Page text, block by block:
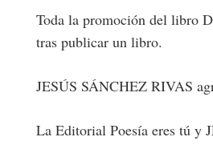
Toda la promoción del libro
tras publicar un libro.
JESÚS SÁNCHEZ RIVAS
La Editorial Poesía eres tú y